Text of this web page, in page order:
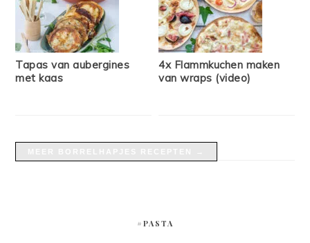
Tapas van aubergines
met kaas
4x Flammkuchen maken
van wraps (video)
#PASTA